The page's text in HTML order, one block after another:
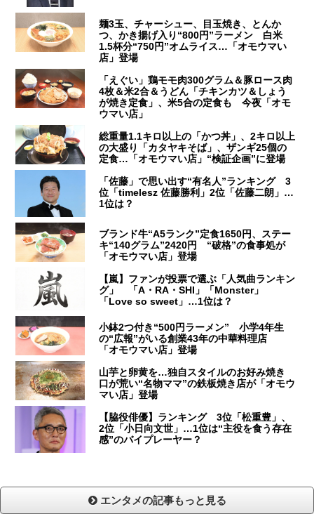
麺3玉、チャーシュー、目玉焼き、とんか
つ、かき揚げ入り“800円”ラーメン 白米
1.5杯分“750円”オムライス…「オモウマい
店」登場
「えぐい」鶏モモ肉300グラム＆豚ロース肉
4枚＆米2合＆うどん「チキンカツ＆しょう
が焼き定食」、米5合の定食も 今夜「オモ
ウマい店」
総重量1.1キロ以上の「かつ丼」、2キロ以上
の大盛り「カタヤキそば」、ザンギ25個の
定食…「オモウマい店」“検証企画”に登場
「佐藤」で思い出す“有名人”ランキング 3
位「timelesz 佐藤勝利」2位「佐藤二朗」…
1位は？
ブランド牛“A5ランク”定食1650円、ステー
キ“140グラム”2420円 “破格”の食事処が
「オモウマい店」登場
【嵐】ファンが投票で選ぶ「人気曲ランキン
グ」 「A・RA・SHI」「Monster」
「Love so sweet」…1位は？
小鉢2つ付き“500円ラーメン” 小学4年生
の“広報”がいる創業43年の中華料理店
「オモウマい店」登場
山芋と卵黄を…独自スタイルのお好み焼き
口が荒い“名物ママ”の鉄板焼き店が「オモウ
マい店」登場
【脇役俳優】ランキング 3位「松重豊」、
2位「小日向文世」…1位は“主役を食う存在
感”のバイプレーヤー？
エンタメの記事もっと見る